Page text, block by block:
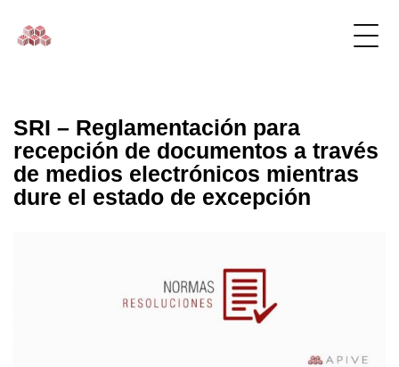
SRI – Reglamentación para
recepción de documentos a través
de medios electrónicos mientras
dure el estado de excepción